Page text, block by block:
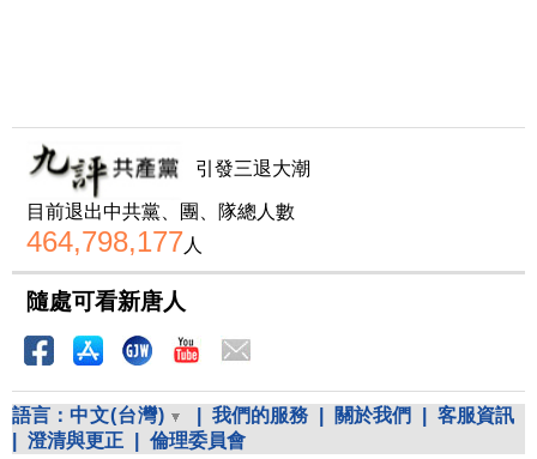
引發三退大潮
目前退出中共黨、團、隊總人數
464,798,177人
隨處可看新唐人
語言： 中文(台灣) 我們的服務 關於我們
客服資訊
澄清與更正 倫理委員會